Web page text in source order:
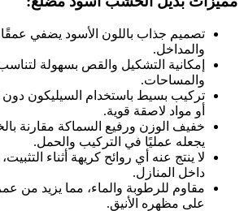
تصميم جذاب باللون الأسود يضفي عمقًا
والمداخل.
إمكانية التشكيل والقص بسهولة
والمساحات.
تركيب بسيط باستخدام السيليكون دون
أو مواد لاصقة قوية.
خفيف الوزن ورفيع السماكة مقارنة
يجعله عمليًا في التركيب والحمل.
لا ينتج عنه أي روائح كريهة أثناء
داخل المنازل.
مقاوم للرطوبة والماء، مما يزيد من
على مظهره الأنيق.